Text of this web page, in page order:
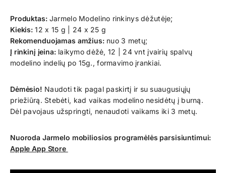
Produktas:Jarmelo Modelino rinkinys dėžutėje;
Kiekis: 12 x 15 g | 24 x 25 g
Rekomenduojamas amžius:nuo 3 metų;
Į rinkinį įeina:laikymo dėžė, 12 | 24 vnt įvairių spalvų
modelino indelių po 15g., formavimo įrankiai.
Dėmėsio! Naudoti tik pagal paskirtį ir su suaugusiųjų
priežiūrą. Stebėti, kad vaikas modelino nesidėtų į burną.
Dėl pavojaus užspringti, nenaudoti vaikams iki 3 metų.
Nuoroda Jarmelo mobiliosios programėlės parsisiuntimui:
Apple App Store